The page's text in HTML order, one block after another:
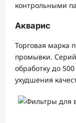
контрольными
Акварис
Торговая марка
промывки.
обработку до
ухудшения